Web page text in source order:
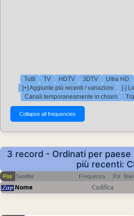
Tutti TV HDTV 3DTV Ultra HD
[+] Aggiunte più recenti / variazioni
[-]
Canali temporaneamente in chiaro
3 record - Ordinati per paese
più recenti:
Pos Satellite Frequenza Pol
Nome Codifica